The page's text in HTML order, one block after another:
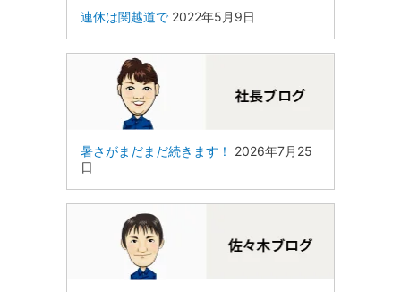
連休は関越道で 2022年5月9日
暑さがまだまだ続きます！
2026年7月25
日